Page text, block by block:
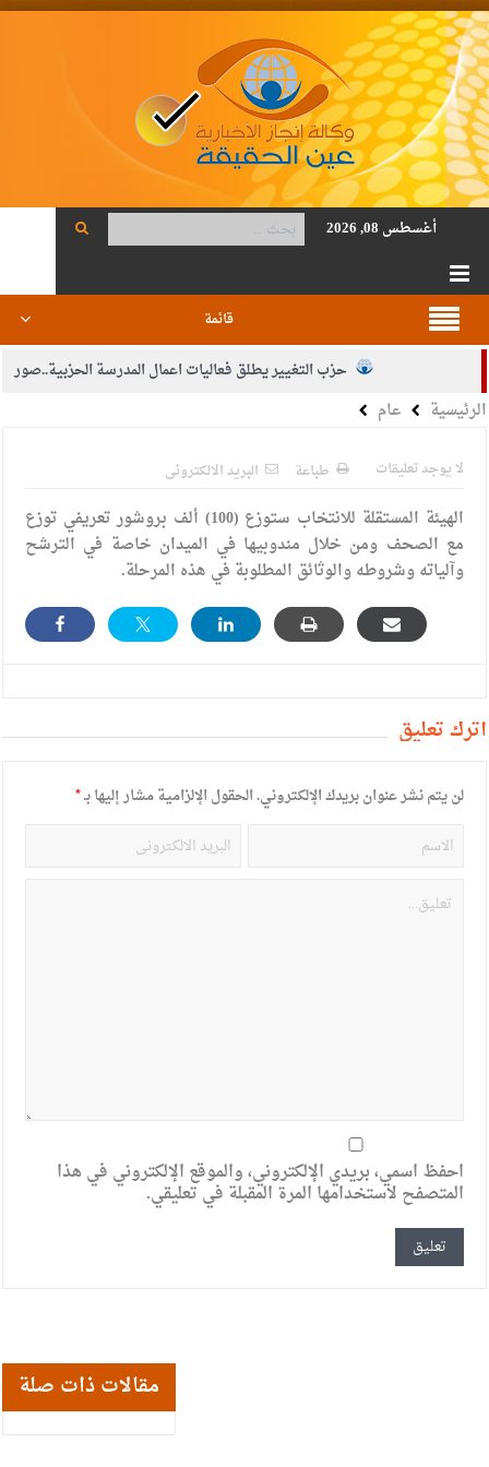
أغسطس 08, 2026
قائمة
حزب التغيير يطلق فعاليات اعمال المدرسة الحزبية..صور
الجيش يفتح باب التجنيد لحملة البكالوريوس في الحقوق والقانون
الأمن يتلف 16 مليون حبة كبتاجون و1480 كغم مواد مخدرة
النواب يقر مشروع تعديل قانون الملكية العقارية
القاضي يلتقي رؤساء تحرير الصحف اليومية ويؤكد حرص مجلس
العلم
الملك يلتقي مجموعة من رفاق السلاح
الرئيسية عام
لا يوجد تعليقات طباعة البريد الالكترونى
الهيئة المستقلة للانتخاب ستوزع (100) ألف بروشور تعريفي توزع
مع الصحف ومن خلال مندوبيها في الميدان خاصة في الترشح
وآلياته وشروطه والوثائق المطلوبة في هذه المرحلة.
أترك تعليق
لن يتم نشر عنوان بريدك الإلكتروني.الحقول الإلزامية مشار إليها بـ*
احفظ اسمي، بريدي الإلكتروني، والموقع الإلكتروني في هذا
المتصفح لاستخدامها المرة المقبلة في تعليقي.
مقالات ذات صلة